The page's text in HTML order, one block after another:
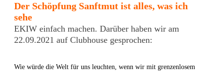
Der Schöpfung Sanftmut ist alles, was ich
sehe
EKIW einfach machen. Darüber haben wir am
22.09.2021 auf Clubhouse gesprochen:
Wie würde die Welt für uns leuchten, wenn wir mit grenzenlosem